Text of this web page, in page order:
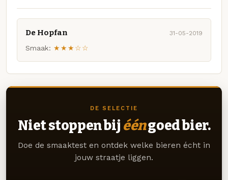
De Hopfan 31-05-2019
Smaak: ★★★☆☆
DE SELECTIE
Niet stoppen bij ééngoed bier.
Doe de smaaktest en ontdek welke bieren écht in
jouw straatje liggen.